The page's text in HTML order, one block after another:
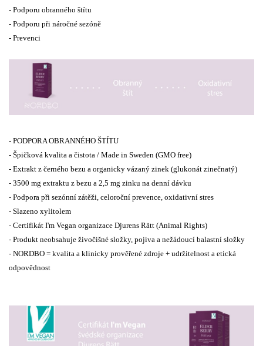
- Podporu obranného štítu
- Podporu při náročné sezóně
- Prevenci
- PODPORA OBRANNÉHO ŠTÍTU
- Špičková kvalita a čistota / Made in Sweden (GMO free)
- Extrakt z černého bezu a organicky vázaný zinek (glukonát zinečnatý)
- 3500 mg extraktu z bezu a 2,5 mg zinku na denní dávku
- Podpora při sezónní zátěži, celoroční prevence, oxidativní stres
- Slazeno xylitolem
- Certifikát I'm Vegan organizace Djurens Rätt (Animal Rights)
- Produkt neobsahuje živočišné složky, pojiva a nežádoucí balastní složky
- NORDBO = kvalita a klinicky prověřené zdroje + udržitelnost a etická
odpovědnost